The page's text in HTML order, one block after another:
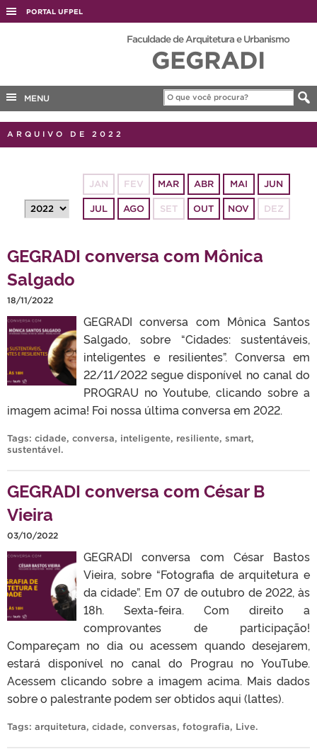
PORTAL UFPEL
EDITAIS
PORTARIAS
Faculdade de Arquitetura e Urbanismo
GEGRADI
MENU
ARQUIVO DE 2022
JAN FEV MAR ABR MAI JUN
JUL AGO SET OUT NOV DEZ
GEGRADI conversa com Mônica
Salgado
18/11/2022
GEGRADI conversa com Mônica Santos
Salgado, sobre “Cidades: sustentáveis,
inteligentes e resilientes”. Conversa em
22/11/2022 segue disponível no canal do
PROGRAU no Youtube, clicando sobre a
imagem acima! Foi nossa última conversa em 2022.
Tags: cidade, conversa, inteligente, resiliente, smart,
sustentável.
GEGRADI conversa com César B
Vieira
03/10/2022
GEGRADI conversa com César Bastos
Vieira, sobre “Fotografia de arquitetura e
da cidade”. Em 07 de outubro de 2022, às
18h. Sexta-feira. Com direito a
comprovantes de participação!
Compareçam no dia ou acessem quando desejarem,
estará disponível no canal do Prograu no YouTube.
Acessem clicando sobre a imagem acima. Mais dados
sobre o palestrante podem ser obtidos aqui (lattes).
Tags: arquitetura, cidade, conversas, fotografia, Live.